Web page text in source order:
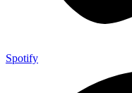
Spotify